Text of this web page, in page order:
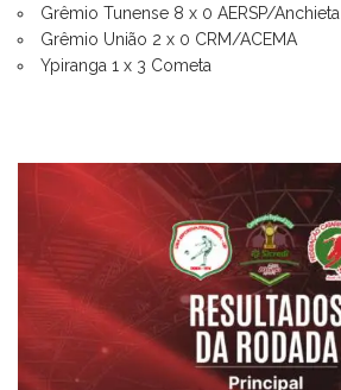
Grêmio Tunense 8 x 0 AERSP/Anchieta
Grêmio União 2 x 0 CRM/ACEMA
Ypiranga 1 x 3 Cometa